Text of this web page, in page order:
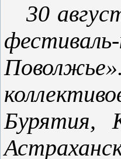
30
Бурятия,